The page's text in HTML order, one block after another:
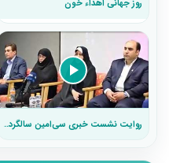
روز جهانی اهداء خون
روایت نشست خبری سی‌امین سالگرد بنیاد امور بیماری